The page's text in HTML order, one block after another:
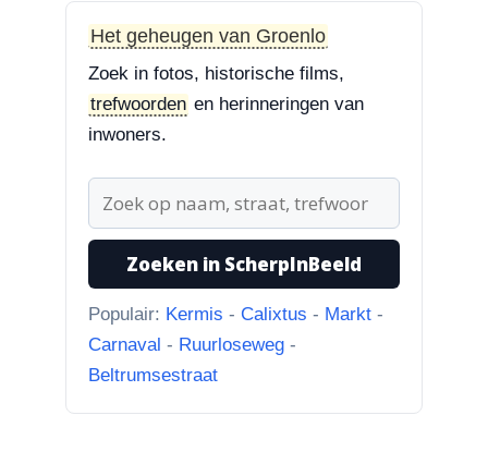
Styrum. Pracht boom!”
3-8-2026
Zoekplaatjes uit Grolle
“Nog een tip. Deze buurman
“naar...”
1-8-2026
Koningssteeg met parkeerterrein
Het geheugen van Groenlo
Zoek in fotos, historische films,
trefwoorden en herinneringen van
inwoners.
Zoeken in ScherpInBeeld
Populair: Kermis - Calixtus - Markt -
Carnaval - Ruurloseweg -
Beltrumsestraat